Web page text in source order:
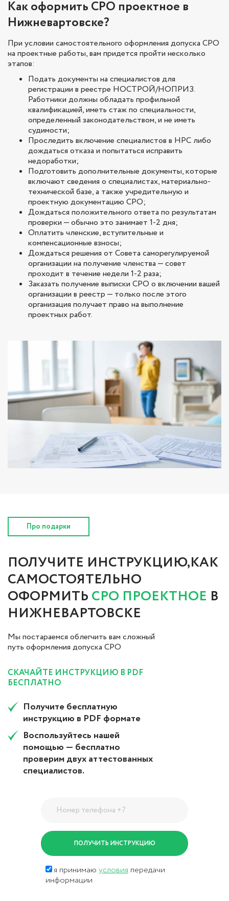
Как оформить СРО проектное в
Нижневартовске?
При условии самостоятельного оформления допуска СРО
на проектные работы, вам придется пройти несколько
этапов:
Подать документы на специалистов для
регистрации в реестре НОСТРОЙ/НОПРИЗ.
Работники должны обладать профильной
квалификацией, иметь стаж по специальности,
определенный законодательством, и не иметь
судимости;
Проследить включение специалистов в НРС либо
дождаться отказа и попытаться исправить
недоработки;
Подготовить дополнительные документы, которые
включают сведения о специалистах, материально-
технической базе, а также учредительную и
проектную документацию СРО;
Дождаться положительного ответа по результатам
проверки — обычно это занимает 1-2 дня;
Оплатить членские, вступительные и
компенсационные взносы;
Дождаться решения от Совета саморегулируемой
организации на получение членства — совет
проходит в течение недели 1-2 раза;
Заказать получение выписки СРО о включении вашей
организации в реестр — только после этого
организация получает право на выполнение
проектных работ.
Про подарки
ПОЛУЧИТЕ ИНСТРУКЦИЮ,КАК
САМОСТОЯТЕЛЬНО
ОФОРМИТЬ СРО ПРОЕКТНОЕ В
НИЖНЕВАРТОВСКЕ
Мы постараемся облегчить вам сложный
путь оформления допуска СРО
СКАЧАЙТЕ ИНСТРУКЦИЮ В PDF
БЕСПЛАТНО
Получите бесплатную
инструкцию в PDF формате
Воспользуйтесь нашей
помощью — бесплатно
проверим двух аттестованных
специалистов.
я принимаю условия передачи
информации